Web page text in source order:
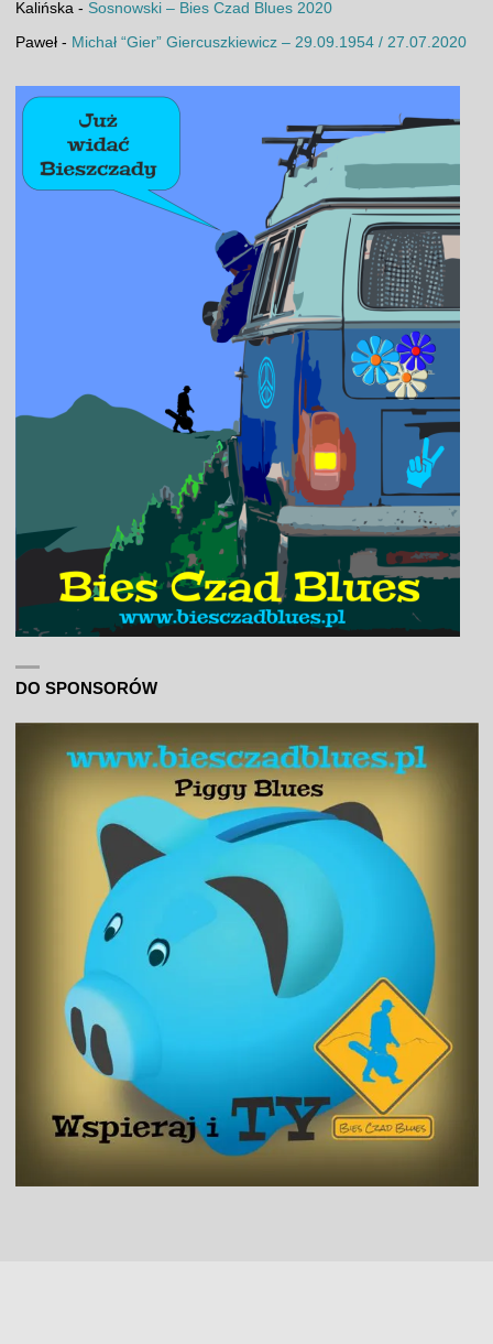
Kalińska- Sosnowski – Bies Czad Blues 2020
Paweł- Michał “Gier” Giercuszkiewicz – 29.09.1954 / 27.07.2020
DO SPONSORÓW